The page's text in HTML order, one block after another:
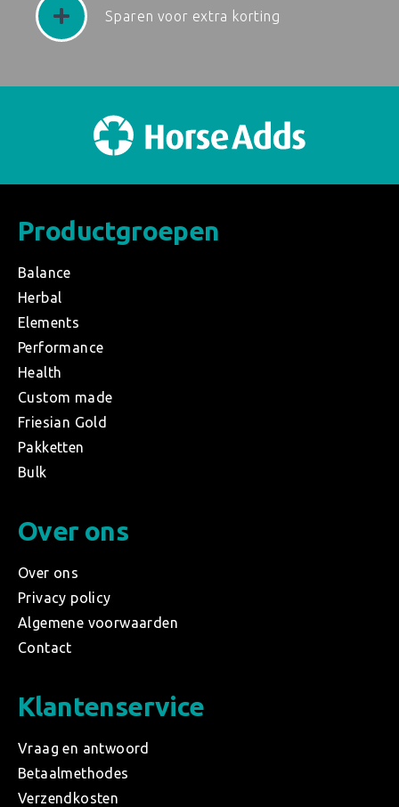
Sparen voor extra korting
Productgroepen
Balance
Herbal
Elements
Performance
Health
Custom made
Friesian Gold
Pakketten
Bulk
Over ons
Over ons
Privacy policy
Algemene voorwaarden
Contact
Klantenservice
Vraag en antwoord
Betaalmethodes
Verzendkosten